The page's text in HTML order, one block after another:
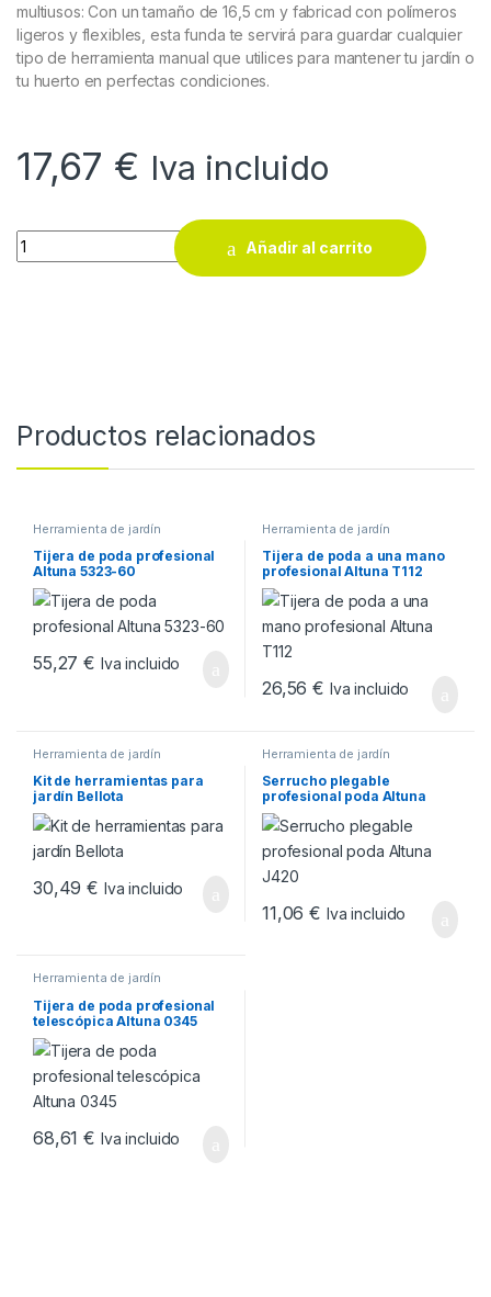
multiusos: Con un tamaño de 16,5 cm y fabricad con polímeros
ligeros y flexibles, esta funda te servirá para guardar cualquier
tipo de herramienta manual que utilices para mantener tu jardín o
tu huerto en perfectas condiciones.
17,67 € Iva incluido
Tijera de jardín + Funda flexible BIKAIN 35RKIT1 quantity
Añadir al carrito
Productos relacionados
Herramienta de jardín
Tijera de poda profesional
Altuna 5323-60
55,27€ Iva incluido
Herramienta de jardín
Tijera de poda a una mano
profesional Altuna T112
26,56€ Iva incluido
Herramienta de jardín
Kit de herramientas para
jardín Bellota
30,49€ Iva incluido
Herramienta de jardín
Serrucho plegable
profesional poda Altuna
J420
11,06€ Iva incluido
Herramienta de jardín
Tijera de poda profesional
telescópica Altuna 0345
68,61€ Iva incluido